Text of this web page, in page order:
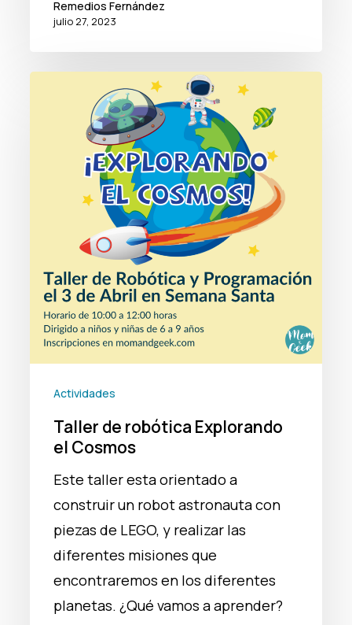
Remedios Fernández
julio 27, 2023
robótica
Explorando
Cosmos
Actividades
Taller de robótica Explorando
el Cosmos
Este taller esta orientado a
construir un robot astronauta con
piezas de LEGO, y realizar las
diferentes misiones que
encontraremos en los diferentes
planetas. ¿Qué vamos a aprender?